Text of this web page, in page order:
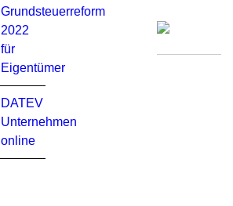
Grundsteuerreform
2022
für
Eigentümer
DATEV
Unternehmen
online